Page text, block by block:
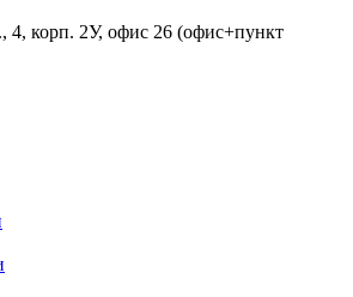
4, корп. 2У, офис 26 (офис+пункт